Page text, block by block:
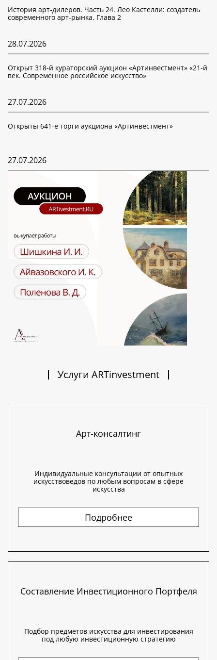
История арт-дилеров. Часть 24. Лео Кастелли: создатель
современного арт-рынка. Глава 2
28.07.2026
Открыт 318-й кураторский аукцион «Артинвестмент» «21-й
век. Современное российское искусство»
27.07.2026
Открыты 641-е торги аукциона «Артинвестмент»
27.07.2026
Услуги ARTinvestment
Арт-консалтинг
Индивидуальные консультации от опытных
искусствоведов по любым вопросам в сфере
искусства
Подробнее
Составление Инвестиционного Портфеля
Подбор предметов искусства для инвестирования
под любую инвестиционную стратегию